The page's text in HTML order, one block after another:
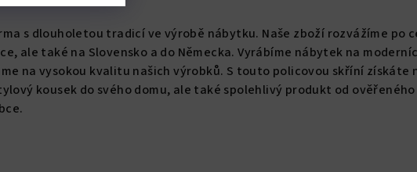
s dlouholetou tradicí ve výrobě nábytku. Naše zboží rozvážíme po
ale také na Slovensko a do Německa. Vyrábíme nábytek na
na vysokou kvalitu našich výrobků. S touto policovou skříní získáte
kousek do svého domu, ale také spolehlivý produkt od ověřeného